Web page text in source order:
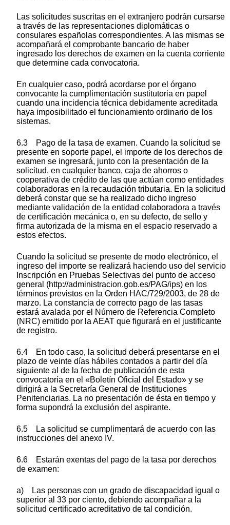
Las solicitudes suscritas en el extranjero podrán cursarse
a través de las representaciones diplomáticas o
consulares españolas correspondientes. A las mismas se
acompañará el comprobante bancario de haber
ingresado los derechos de examen en la cuenta corriente
que determine cada convocatoria.
En cualquier caso, podrá acordarse por el órgano
convocante la cumplimentación sustitutoria en papel
cuando una incidencia técnica debidamente acreditada
haya imposibilitado el funcionamiento ordinario de los
sistemas.
6.3 Pago de la tasa de examen. Cuando la solicitud se
presente en soporte papel, el importe de los derechos de
examen se ingresará, junto con la presentación de la
solicitud, en cualquier banco, caja de ahorros o
cooperativa de crédito de las que actúan como entidades
colaboradoras en la recaudación tributaria. En la solicitud
deberá constar que se ha realizado dicho ingreso
mediante validación de la entidad colaboradora a través
de certificación mecánica o, en su defecto, de sello y
firma autorizada de la misma en el espacio reservado a
estos efectos.
Cuando la solicitud se presente de modo electrónico, el
ingreso del importe se realizará haciendo uso del servicio
Inscripción en Pruebas Selectivas del punto de acceso
general (http://administracion.gob.es/PAG/ips) en los
términos previstos en la Orden HAC/729/2003, de 28 de
marzo. La constancia de correcto pago de las tasas
estará avalada por el Número de Referencia Completo
(NRC) emitido por la AEAT que figurará en el justificante
de registro.
6.4 En todo caso, la solicitud deberá presentarse en el
plazo de veinte días hábiles contados a partir del día
siguiente al de la fecha de publicación de esta
convocatoria en el «Boletín Oficial del Estado» y se
dirigirá a la Secretaría General de Instituciones
Penitenciarias. La no presentación de ésta en tiempo y
forma supondrá la exclusión del aspirante.
6.5 La solicitud se cumplimentará de acuerdo con las
instrucciones del anexo IV.
6.6 Estarán exentas del pago de la tasa por derechos
de examen:
a) Las personas con un grado de discapacidad igual o
superior al 33 por ciento, debiendo acompañar a la
solicitud certificado acreditativo de tal condición.